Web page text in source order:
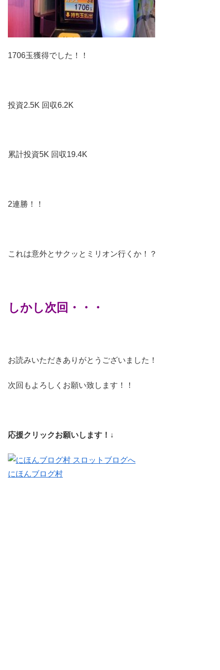
1706玉獲得でした！！
投資2.5K 回収6.2K
累計投資5K 回収19.4K
2連勝！！
これは意外とサクッとミリオン行くか！？
しかし次回・・・
お読みいただきありがとうございました！
次回もよろしくお願い致します！！
応援クリックお願いします！↓
にほんブログ村